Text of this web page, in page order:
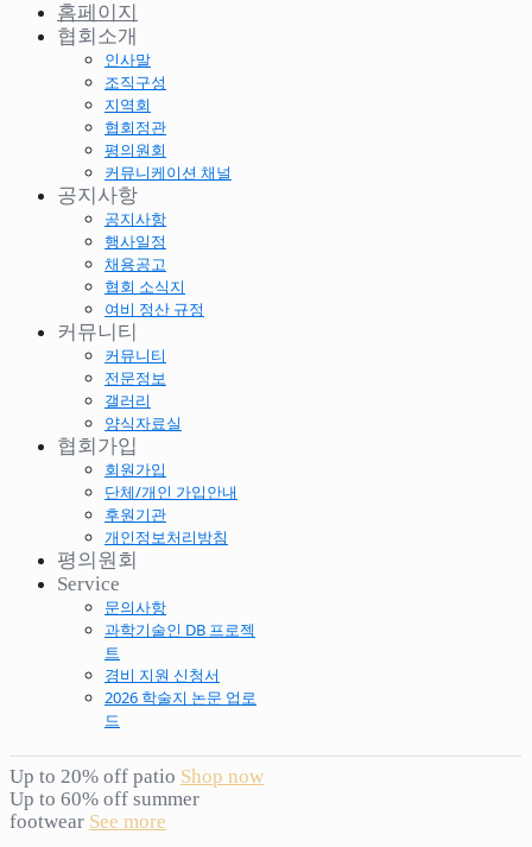
홈페이지
협회소개
인사말
조직구성
지역회
협회정관
평의원회
커뮤니케이션 채널
공지사항
공지사항
행사일정
채용공고
협회 소식지
여비 정산 규정
커뮤니티
커뮤니티
전문정보
갤러리
양식자료실
협회가입
회원가입
단체/개인 가입안내
후원기관
개인정보처리방침
평의원회
Service
문의사항
과학기술인 DB 프로젝
트
경비 지원 신청서
2026 학술지 논문 업로
드
Up to 20% off patio Shop now
Up to 60% off summer
footwear See more